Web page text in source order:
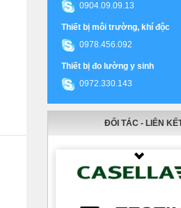
0904.09.09.13
Thiết bị môi trường, khí độc
0978.456.092
Thiết bị đo lường y sinh
0972.330.143
ĐỐI TÁC - LIÊN